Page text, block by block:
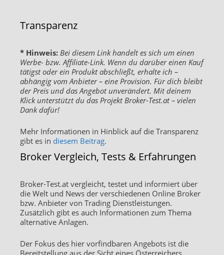
Transparenz
* Hinweis: Bei diesem Link handelt es sich um einen
Werbe- bzw. Affiliate-Link. Wenn du darüber einen Kauf
tätigst oder ein Produkt abschließt, erhalte ich –
abhängig vom Anbieter – eine Provision. Für dich bleibt
der Preis und das Angebot unverändert. Mit deinem
Klick unterstützt du das Projekt Broker-Test.at – vielen
Dank dafür!
Mehr Informationen in Hinblick auf die Transparenz
gibt es in diesem Beitrag.
Broker Vergleich, Tests & Erfahrungen
Broker-Test.at vergleicht, testet und informiert über
die Welt und News der verschiedenen Online Broker
bzw. Anbieter von Trading Dienstleistungen.
Zusätzlich gibt es auch Informationen zum Thema
alternative Anlagen.
Der Fokus des hier vorfindbaren Angebots ist die